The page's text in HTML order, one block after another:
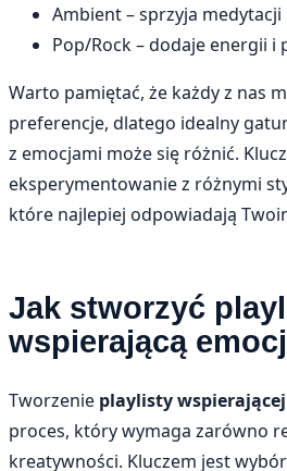
Ambient – sprzyja medytacji
Pop/Rock – dodaje energii i
Warto pamiętać, że każdy z nas
preferencje, dlatego idealny
z emocjami może się różnić.
eksperymentowanie z różnymi
które najlepiej odpowiadają
Jak stworzyć
wspierającą
Tworzenie playlisty
proces, który wymaga zarówno
kreatywności. Kluczem jest